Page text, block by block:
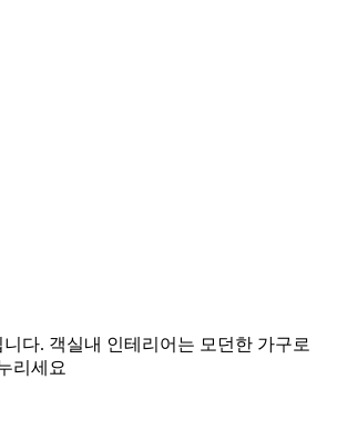
다. 객실내 인테리어는 모던한 가구로
리세요